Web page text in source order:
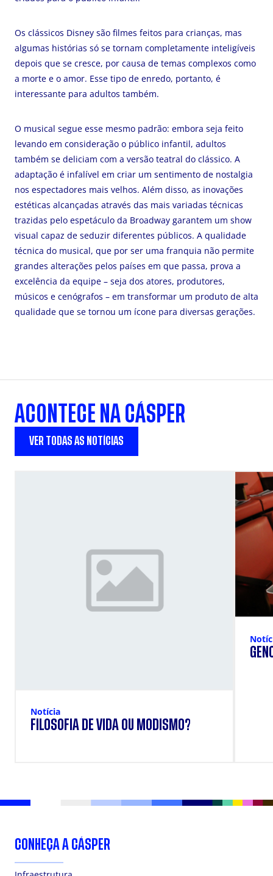
Os clássicos Disney são filmes feitos para crianças, mas
algumas histórias só se tornam completamente inteligíveis
depois que se cresce, por causa de temas complexos como
a morte e o amor. Esse tipo de enredo, portanto, é
interessante para adultos também.
O musical segue esse mesmo padrão: embora seja feito
levando em consideração o público infantil, adultos
também se deliciam com a versão teatral do clássico. A
adaptação é infalível em criar um sentimento de nostalgia
nos espectadores mais velhos. Além disso, as inovações
estéticas alcançadas através das mais variadas técnicas
trazidas pelo espetáculo da Broadway garantem um show
visual capaz de seduzir diferentes públicos. A qualidade
técnica do musical, que por ser uma franquia não permite
grandes alterações pelos países em que passa, prova a
excelência da equipe – seja dos atores, produtores,
músicos e cenógrafos – em transformar um produto de alta
qualidade que se tornou um ícone para diversas gerações.
ACONTECE NA CÁSPER
VER TODAS AS NOTÍCIAS
Notícia
FILOSOFIA DE VIDA OU MODISMO?
CONHEÇA A CÁSPER